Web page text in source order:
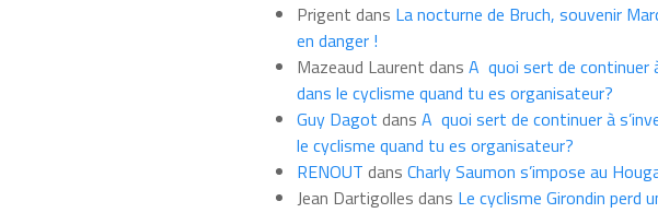
moisPrigent dans La nocturne de Bruch, souvenir
en danger !
Mazeaud Laurent dans A quoi sert de continuer
dans le cyclisme quand tu es organisateur?
Guy Dagot dans A quoi sert de continuer à
le cyclisme quand tu es organisateur?
RENOUT dans Charly Saumon s’impose au
Jean Dartigolles dans Le cyclisme Girondin perd